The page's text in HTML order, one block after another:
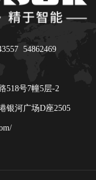
54862469
518号7幢5层-2
银河广场D座2505